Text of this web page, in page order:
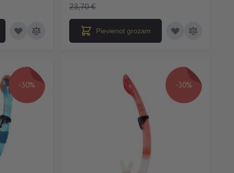
23,70 €
Pievienot grozam
-30% -30%